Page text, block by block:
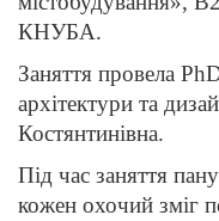
КНУБА.
Заняття провела
архітектури та
Костянтинівна.
Під час заняття
кожен охочий зміг